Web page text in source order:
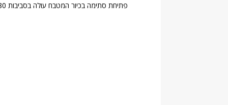
פתיחת סתימה בכיור המטבח עולה בסביבות 280 ש"ח.